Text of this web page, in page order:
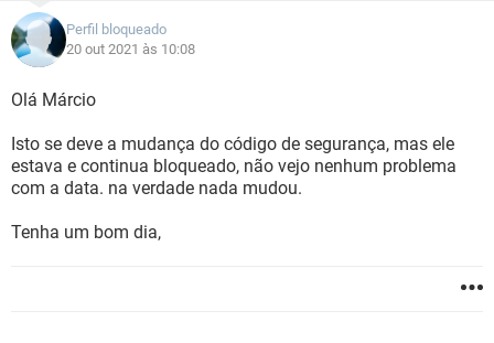
Perfil bloqueado
20 out 2021 às 10:08
Olá Márcio
Isto se deve a mudança do código de segurança, mas ele
estava e continua bloqueado, não vejo nenhum problema
com a data. na verdade nada mudou.
Tenha um bom dia,